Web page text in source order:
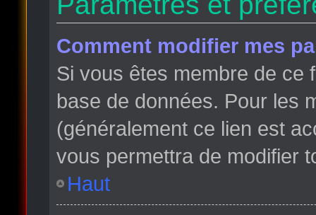
Comment modifier mes
Si vous êtes membre de ce
base de données. Pour les
(généralement ce lien est
vous permettra de modifier
Haut